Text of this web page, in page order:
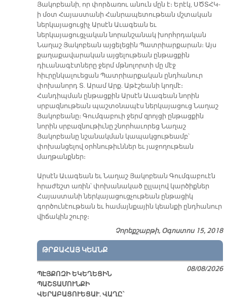
Յակոբեանի, որ փորձառու անուն մըն է։ Երէկ, ՍԾՏՀԿ-
ի մօտ Հայաստանի Հանրապետութեան մշտական
ներկայացուցիչ Արսէն Աւագեան եւ
ներկայացուցչական նորանշանակ խորհրդական
Նաղաշ Յակոբեան այցելեցին Պատրիարքարան։ Այս
քաղաքավարական այցելութեան ընթացքին
դիւանագէտները ջերմ մթնոլորտի մը մէջ
հիւրընկալուեցան Պատրիարքական ընդհանուր
փոխանորդ Տ. Արամ Արք. Աթէշեանի կողմէ։
Հանդիպման ընթացքին Արսէն Աւագեան նորին
սրբազնութեան պաշտօնապէս ներկայացուց Նաղաշ
Յակոբեանը։ Գումգաբուի ջերմ զրոյցի ընթացքին
նորին սրբազնութիւնը շնորհաւորեց Նաղաշ
Յակոբեանը նշանակման կապակցութեամբ՝
փոխանցելով օրհնութիւններ եւ յաջողութեան
մաղթանքներ։
Արսէն Աւագեան եւ Նաղաշ Յակոբեան Գումգաբուէն
հրաժեշտ առին՝ փոխանակած ըլլալով կարծիքներ
Հայաստանի ներկայացուցչութեան ընթացիկ
գործունէութեան եւ համայնքային կեանքի ընդհանուր
վիճակին շուրջ։
Չորեքշաբթի, Օգոստոս 15, 2018
ԹՐՔԱՀԱՅ ԿԵԱՆՔ
ՊԷՅՔՈԶԻ ԵԿԵՂԵՑԻՆ
ՊԱՇՏԱՄՈՒՆՔԻ
ՎԵՐԱԲԱՑՈՒԵՑԱՒ. ՎԱՂԸ՝
08/08/2026